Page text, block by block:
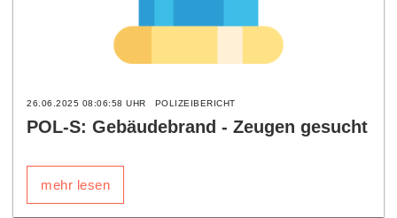
26.06.2025 08:06:58 UHR POLIZEIBERICHT
POL-S: Gebäudebrand - Zeugen gesucht
mehr lesen